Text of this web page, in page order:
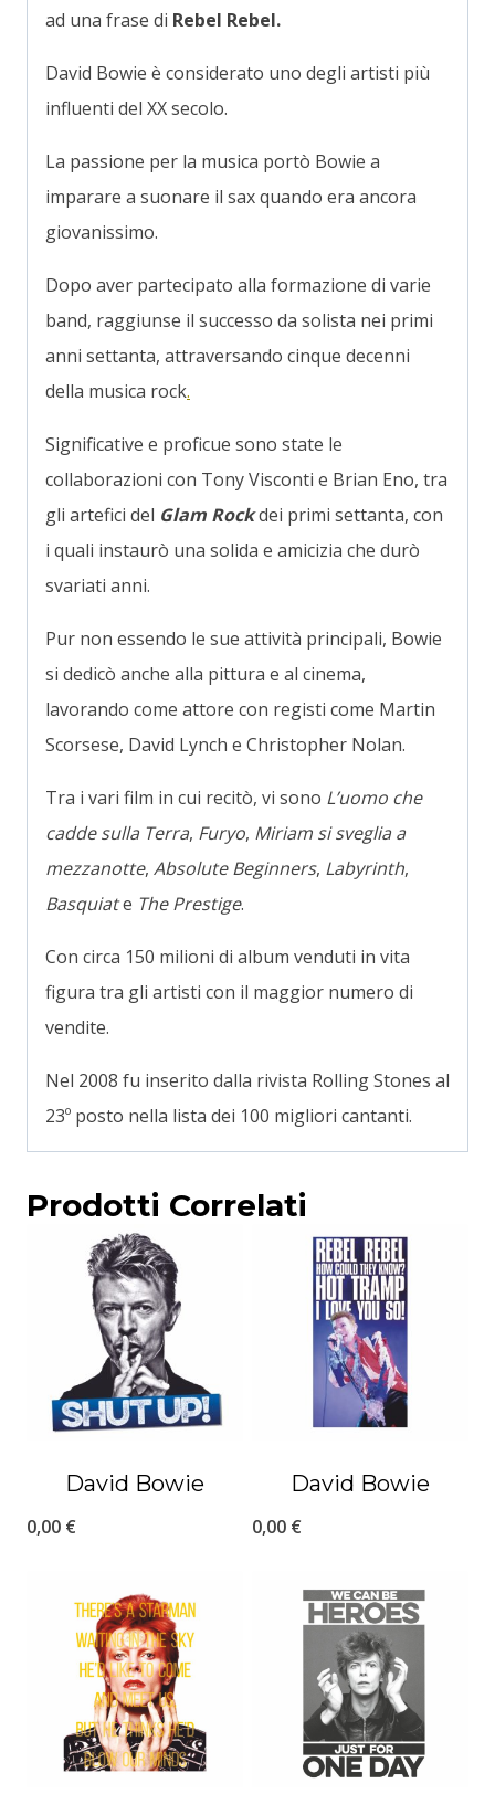
ad una frase di Rebel Rebel.
David Bowie è considerato uno degli artisti più
influenti del XX secolo.
La passione per la musica portò Bowie a
imparare a suonare il sax quando era ancora
giovanissimo.
Dopo aver partecipato alla formazione di varie
band, raggiunse il successo da solista nei primi
anni settanta, attraversando cinque decenni
della musica rock.
Significative e proficue sono state le
collaborazioni con Tony Visconti e Brian Eno, tra
gli artefici del Glam Rockdei primi settanta, con
i quali instaurò una solida e amicizia che durò
svariati anni.
Pur non essendo le sue attività principali, Bowie
si dedicò anche alla pittura e al cinema,
lavorando come attore con registi come Martin
Scorsese, David Lynch e Christopher Nolan.
Tra i vari film in cui recitò, vi sono L’uomo che
cadde sulla Terra, Furyo, Miriam si sveglia a
mezzanotte, Absolute Beginners, Labyrinth,
Basquiate The Prestige.
Con circa 150 milioni di album venduti in vita
figura tra gli artisti con il maggior numero di
vendite.
Nel 2008 fu inserito dalla rivista Rolling Stones al
23º posto nella lista dei 100 migliori cantanti.
Prodotti Correlati
David Bowie
0,00 €
David Bowie
0,00 €